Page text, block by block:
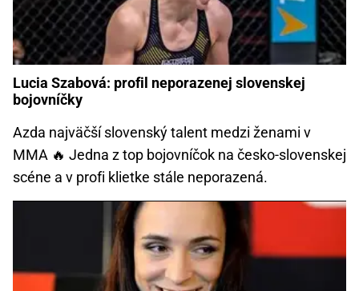
Lucia Szabová: profil neporazenej slovenskej
bojovníčky
Azda najväčší slovenský talent medzi ženami v
MMA 🔥 Jedna z top bojovníčok na česko-slovenskej
scéne a v profi klietke stále neporazená.